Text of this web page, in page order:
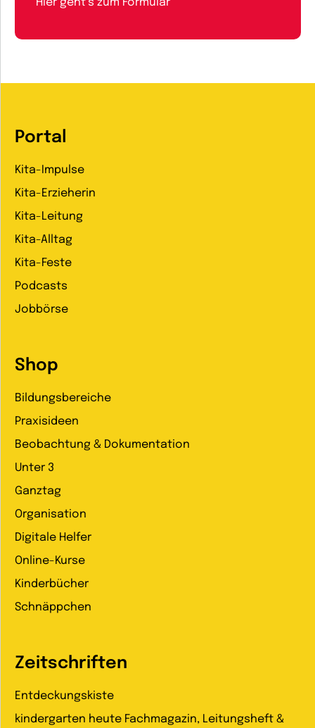
Portal
Kita-Impulse
Kita-Erzieherin
Kita-Leitung
Kita-Alltag
Kita-Feste
Podcasts
Jobbörse
Shop
Bildungsbereiche
Praxisideen
Beobachtung & Dokumentation
Unter 3
Ganztag
Organisation
Digitale Helfer
Online-Kurse
Kinderbücher
Schnäppchen
Zeitschriften
Entdeckungskiste
kindergarten heute Fachmagazin, Leitungsheft &